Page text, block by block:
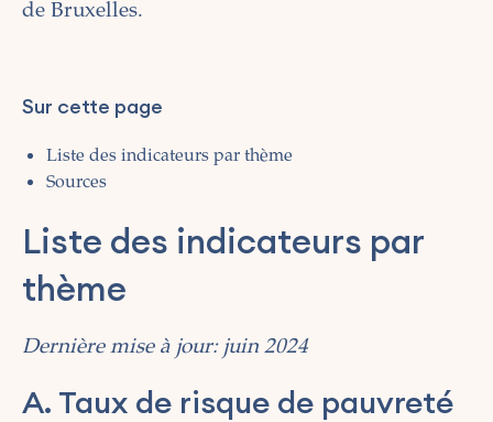
de Bruxelles.
Sur cette page
Liste des indicateurs par thème
Sources
Liste des indicateurs par
thème
Dernière mise à jour: juin 2024
A. Taux de risque de pauvreté